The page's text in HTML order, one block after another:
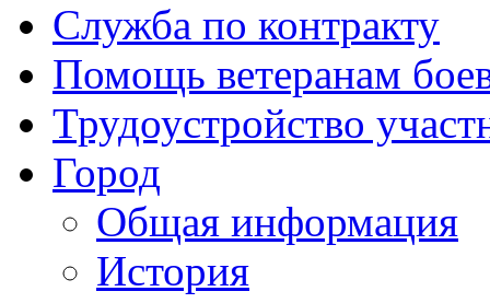
Служба по контракту
Помощь ветеранам
Трудоустройство
Город
Общая информация
История